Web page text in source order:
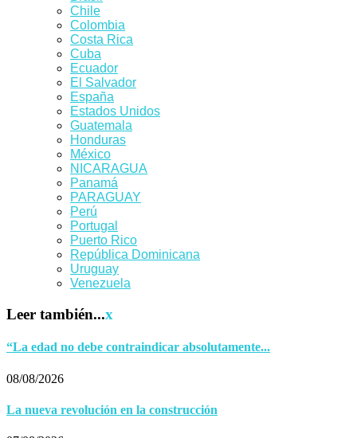
Chile
Colombia
Costa Rica
Cuba
Ecuador
El Salvador
España
Estados Unidos
Guatemala
Honduras
México
NICARAGUA
Panamá
PARAGUAY
Perú
Portugal
Puerto Rico
República Dominicana
Uruguay
Venezuela
Leer también...x
“La edad no debe contraindicar absolutamente...
08/08/2026
La nueva revolución en la construcción